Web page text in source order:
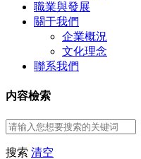
職業與發展
關于我們
企業概況
文化理念
聯系我們
内容檢索
搜索 清空